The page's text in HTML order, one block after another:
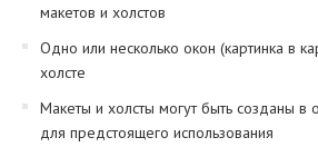
макетов и холстов
Одно или несколько окон (картинка в
холсте
Макеты и холсты могут быть созданы в
для предстоящего использования